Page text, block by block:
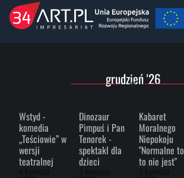
grudzień '26
Wstyd -
komedia
„Teściowie” w
wersji
teatralnej
Dinozaur
Pimpuś i Pan
Tenorek -
spektakl dla
dzieci
Kabaret
Moralnego
Niepokoju
"Normalne to
to nie jest"
3 kwietnia